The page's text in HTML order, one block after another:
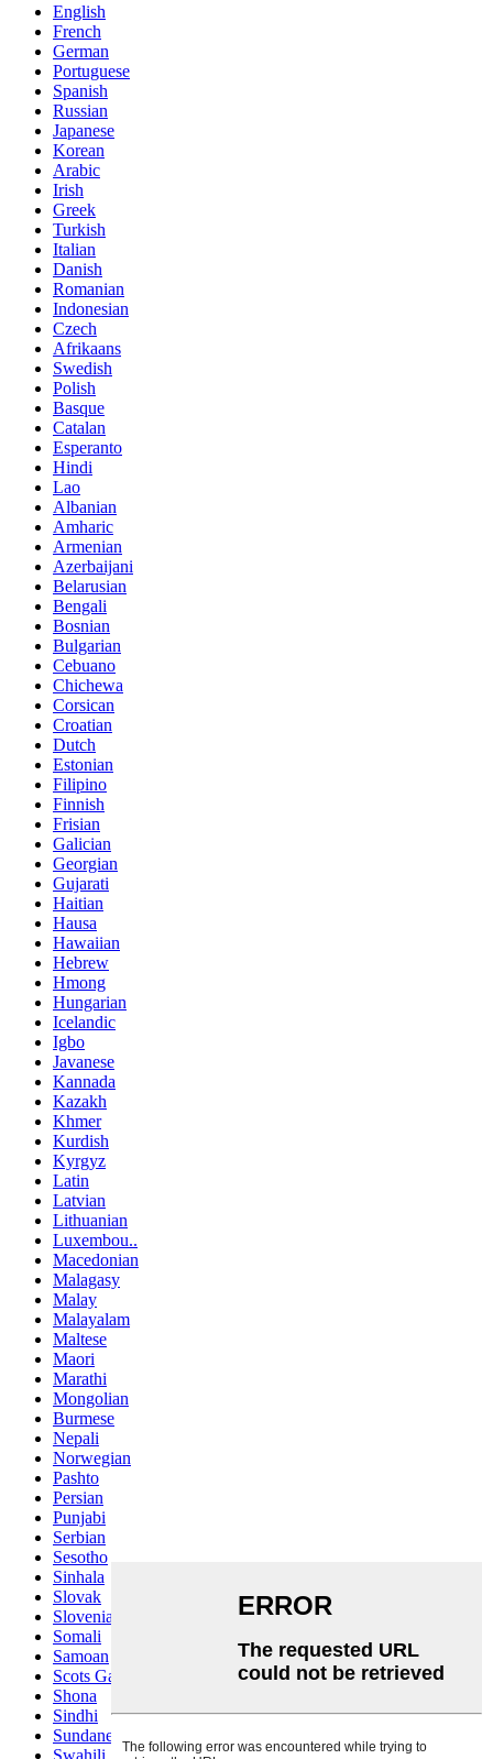
English
French
German
Portuguese
Spanish
Russian
Japanese
Korean
Arabic
Irish
Greek
Turkish
Italian
Danish
Romanian
Indonesian
Czech
Afrikaans
Swedish
Polish
Basque
Catalan
Esperanto
Hindi
Lao
Albanian
Amharic
Armenian
Azerbaijani
Belarusian
Bengali
Bosnian
Bulgarian
Cebuano
Chichewa
Corsican
Croatian
Dutch
Estonian
Filipino
Finnish
Frisian
Galician
Georgian
Gujarati
Haitian
Hausa
Hawaiian
Hebrew
Hmong
Hungarian
Icelandic
Igbo
Javanese
Kannada
Kazakh
Khmer
Kurdish
Kyrgyz
Latin
Latvian
Lithuanian
Luxembou..
Macedonian
Malagasy
Malay
Malayalam
Maltese
Maori
Marathi
Mongolian
Burmese
Nepali
Norwegian
Pashto
Persian
Punjabi
Serbian
Sesotho
Sinhala
Slovak
Slovenian
Somali
Samoan
Scots Gaelic
Shona
Sindhi
Sundanese
Swahili